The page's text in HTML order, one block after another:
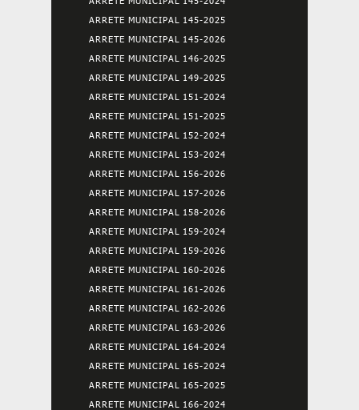
ARRETE MUNICIPAL 145-2025
ARRETE MUNICIPAL 145-2026
ARRETE MUNICIPAL 146-2025
ARRETE MUNICIPAL 149-2025
ARRETE MUNICIPAL 151-2024
ARRETE MUNICIPAL 151-2025
ARRETE MUNICIPAL 152-2024
ARRETE MUNICIPAL 153-2024
ARRETE MUNICIPAL 156-2026
ARRETE MUNICIPAL 157-2026
ARRETE MUNICIPAL 158-2026
ARRETE MUNICIPAL 159-2024
ARRETE MUNICIPAL 159-2026
ARRETE MUNICIPAL 160-2026
ARRETE MUNICIPAL 161-2026
ARRETE MUNICIPAL 162-2026
ARRETE MUNICIPAL 163-2026
ARRETE MUNICIPAL 164-2024
ARRETE MUNICIPAL 165-2024
ARRETE MUNICIPAL 165-2025
ARRETE MUNICIPAL 166-2024